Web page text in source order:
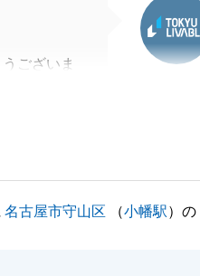
ございま
ご説明が
名古屋市守山区 （小幡駅）の